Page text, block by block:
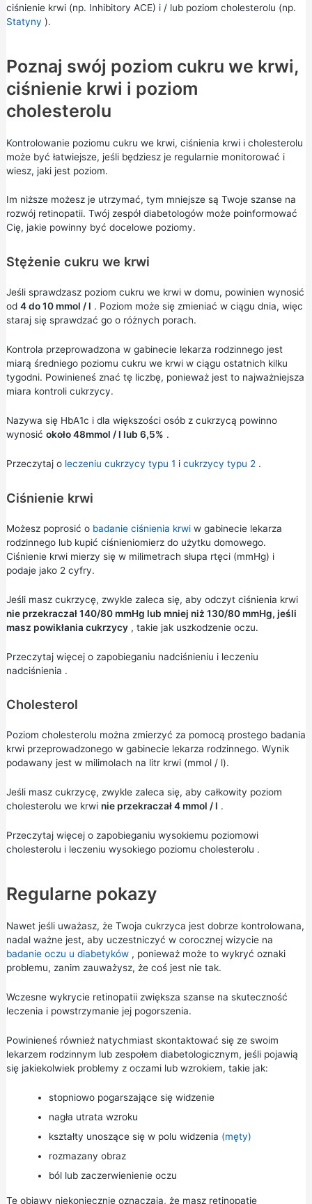
ciśnienie krwi (np. Inhibitory ACE) i / lub poziom cholesterolu (np.
Statyny ).
Poznaj swój poziom cukru we krwi,
ciśnienie krwi i poziom
cholesterolu
Kontrolowanie poziomu cukru we krwi, ciśnienia krwi i cholesterolu
może być łatwiejsze, jeśli będziesz je regularnie monitorować i
wiesz, jaki jest poziom.
Im niższe możesz je utrzymać, tym mniejsze są Twoje szanse na
rozwój retinopatii. Twój zespół diabetologów może poinformować
Cię, jakie powinny być docelowe poziomy.
Stężenie cukru we krwi
Jeśli sprawdzasz poziom cukru we krwi w domu, powinien wynosić
od 4 do 10 mmol / l . Poziom może się zmieniać w ciągu dnia, więc
staraj się sprawdzać go o różnych porach.
Kontrola przeprowadzona w gabinecie lekarza rodzinnego jest
miarą średniego poziomu cukru we krwi w ciągu ostatnich kilku
tygodni. Powinieneś znać tę liczbę, ponieważ jest to najważniejsza
miara kontroli cukrzycy.
Nazywa się HbA1c i dla większości osób z cukrzycą powinno
wynosić około 48mmol / l lub 6,5% .
Przeczytaj o leczeniu cukrzycy typu 1 i cukrzycy typu 2 .
Ciśnienie krwi
Możesz poprosić o badanie ciśnienia krwiw gabinecie lekarza
rodzinnego lub kupić ciśnieniomierz do użytku domowego.
Ciśnienie krwi mierzy się w milimetrach słupa rtęci (mmHg) i
podaje jako 2 cyfry.
Jeśli masz cukrzycę, zwykle zaleca się, aby odczyt ciśnienia krwi
nie przekraczał 140/80 mmHg lub mniej niż 130/80 mmHg, jeśli
masz powikłania cukrzycy, takie jak uszkodzenie oczu.
Przeczytaj więcej o zapobieganiu nadciśnieniu i leczeniu
nadciśnienia .
Cholesterol
Poziom cholesterolu można zmierzyć za pomocą prostego badania
krwi przeprowadzonego w gabinecie lekarza rodzinnego. Wynik
podawany jest w milimolach na litr krwi (mmol / l).
Jeśli masz cukrzycę, zwykle zaleca się, aby całkowity poziom
cholesterolu we krwi nie przekraczał 4 mmol / l .
Przeczytaj więcej o zapobieganiu wysokiemu poziomowi
cholesterolu i leczeniu wysokiego poziomu cholesterolu .
Regularne pokazy
Nawet jeśli uważasz, że Twoja cukrzyca jest dobrze kontrolowana,
nadal ważne jest, aby uczestniczyć w corocznej wizycie na
badanie oczu u diabetyków, ponieważ może to wykryć oznaki
problemu, zanim zauważysz, że coś jest nie tak.
Wczesne wykrycie retinopatii zwiększa szanse na skuteczność
leczenia i powstrzymanie jej pogorszenia.
Powinieneś również natychmiast skontaktować się ze swoim
lekarzem rodzinnym lub zespołem diabetologicznym, jeśli pojawią
się jakiekolwiek problemy z oczami lub wzrokiem, takie jak:
stopniowo pogarszające się widzenie
nagła utrata wzroku
kształty unoszące się w polu widzenia (męty)
rozmazany obraz
ból lub zaczerwienienie oczu
Te objawy niekoniecznie oznaczają, że masz retinopatię